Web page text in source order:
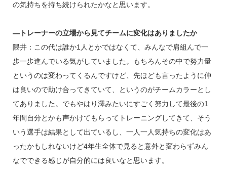
の気持ちを持ち続けられたかなと思います。
―トレーナーの立場から見てチームに変化はありましたか
隈井：この代は誰か1人とかではなくて、みんなで肩組んで一
歩一歩進んでいる気がしていました。もちろんその中で努力量
というのは変わってくるんですけど、先ほども言ったように仲
は良いので助け合ってきていて、というのがチームカラーとし
てありました。でもやはり澤みたいにすごく努力して最後の1
年間自分とかも声かけてもらってトレーニングしてきて、そう
いう選手は結果として出ているし、一人一人気持ちの変化はあ
ったかもしれないけど4年生全体で見ると意外と変わらずみん
なでできる感じが自分的には良いなと思います。